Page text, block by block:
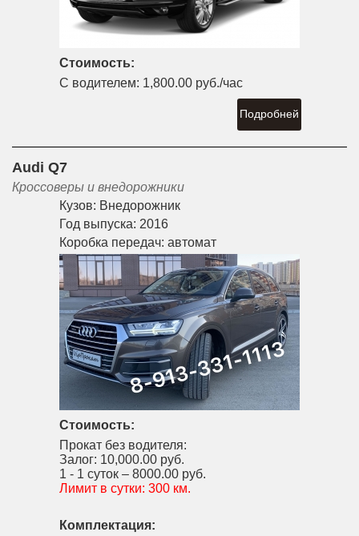
Стоимость:
С водителем: 1,800.00 руб./час
Подробней
Audi Q7
Кроссоверы и внедорожники
Кузов: Внедорожник
Год выпуска: 2016
Коробка передач: автомат
Стоимость:
Прокат без водителя:
Залог: 10,000.00 руб.
1 - 1 суток – 8000.00 руб.
Лимит в сутки: 300 км.
Комплектация: